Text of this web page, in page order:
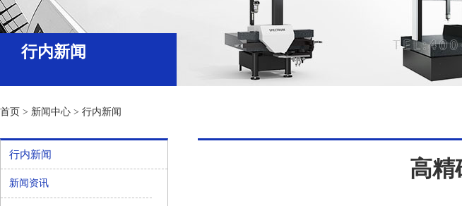
行内新闻
首页 > 新闻中心 > 行内新闻
行内新闻
新闻资讯
高精